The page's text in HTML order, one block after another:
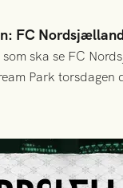
FC
ska se FC
Park torsdagen